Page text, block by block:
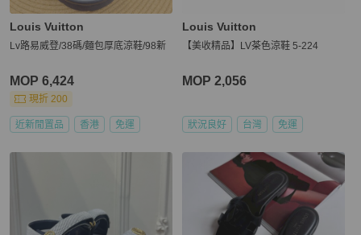
Louis Vuitton
Lv路易威登/38碼/麵包厚底涼鞋/98新
MOP 6,424
現折 200
近新閒置品 香港 免運
Louis Vuitton
【美收精品】LV茶色涼鞋 5-224
MOP 2,056
狀況良好 台灣 免運